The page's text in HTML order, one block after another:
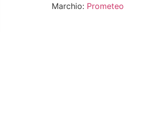
Marchio: Prometeo